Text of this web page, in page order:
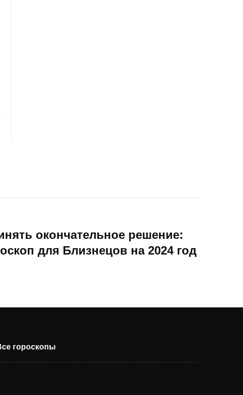
окончательное решение:
для Близнецов на 2024 год
гороскопы